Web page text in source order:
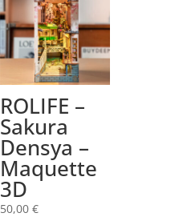
ROLIFE –
Sakura
Densya –
Maquette
3D
50,00 €